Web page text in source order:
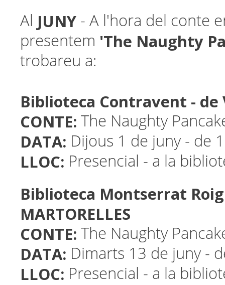
Al JUNY - A l'hora del conte
presentem 'The Naughty
trobareu a:
Biblioteca Contravent - de
CONTE: The Naughty
DATA: Dijous 1 de juny - de
LLOC: Presencial - a la
Biblioteca Montserrat
MARTORELLES
CONTE: The Naughty
DATA: Dimarts 13 de juny -
LLOC: Presencial - a la